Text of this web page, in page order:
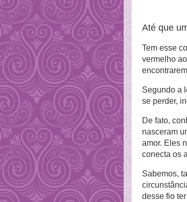
Até que
Tem esse
vermelho
Segundo a
se perder,
De fato,
nasceram
amor. Eles
conecta os
Sabemos,
desse fio